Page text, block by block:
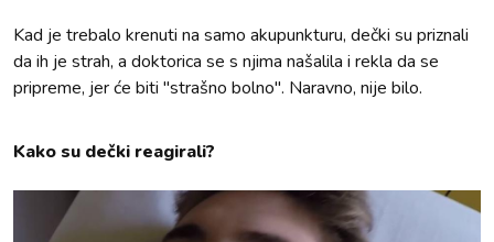
Kad je trebalo krenuti na samo akupunkturu, dečki su priznali
da ih je strah, a doktorica se s njima našalila i rekla da se
pripreme, jer će biti "strašno bolno". Naravno, nije bilo.
Kako su dečki reagirali?